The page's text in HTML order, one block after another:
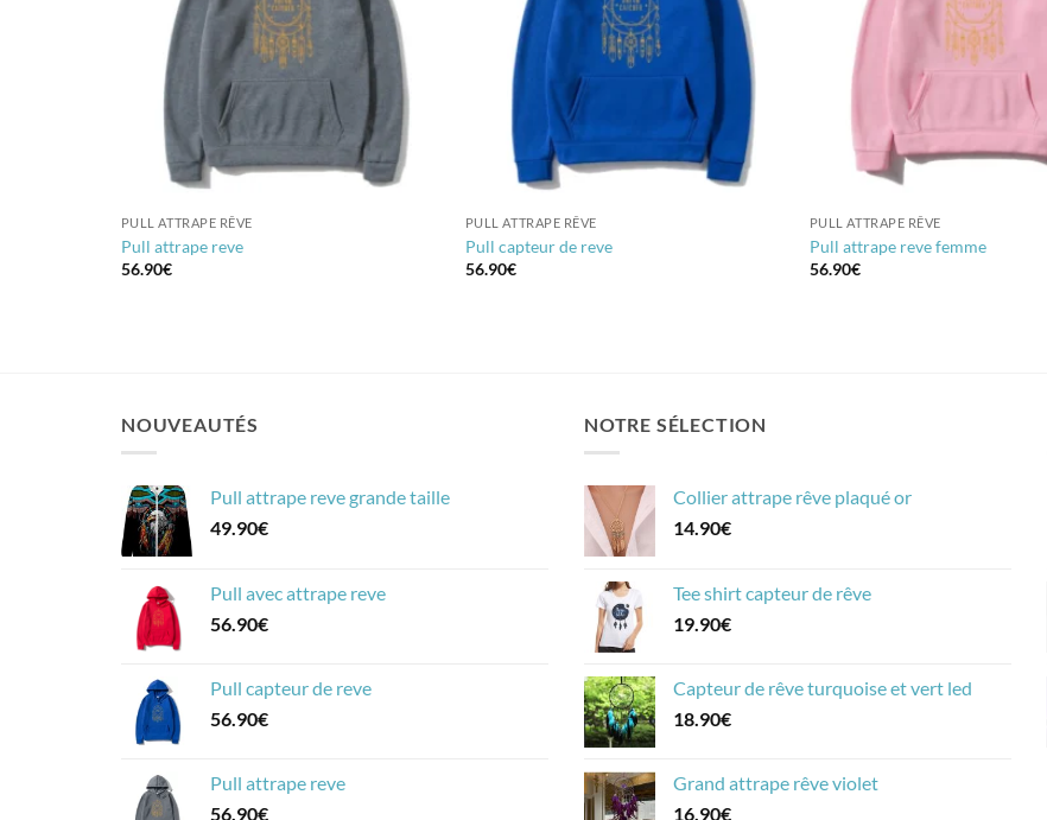
PULL ATTRAPE RÊVE
Pull attrape reve
56.90€
PULL ATTRAPE RÊVE
Pull capteur de reve
56.90€
PULL ATTRAPE RÊVE
Pull attrape reve femme
56.90€
NOUVEAUTÉS
Pull attrape reve grande taille
49.90€
Pull avec attrape reve
56.90€
Pull capteur de reve
56.90€
Pull attrape reve
56.90€
NOTRE SÉLECTION
Collier attrape rêve plaqué or
14.90€
Tee shirt capteur de rêve
19.90€
Capteur de rêve turquoise et vert led
18.90€
Grand attrape rêve violet
16.90€